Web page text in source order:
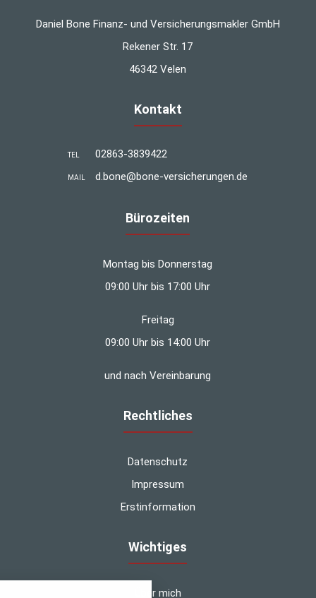
Daniel Bone Finanz- und Versicherungsmakler GmbH
Rekener Str. 17
46342 Velen
Kontakt
TEL 02863-3839422
MAIL d.bone@bone-versicherungen.de
Bürozeiten
Montag bis Donnerstag
09:00 Uhr bis 17:00 Uhr
Freitag
09:00 Uhr bis 14:00 Uhr
und nach Vereinbarung
Rechtliches
Datenschutz
Impressum
Erstinformation
Wichtiges
Über mich